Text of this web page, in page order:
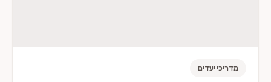
מדריכי יעדים